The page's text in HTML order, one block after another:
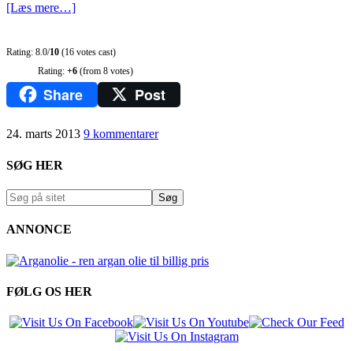
[Læs mere…]
Rating: 8.0/10 (16 votes cast)
Rating: +6 (from 8 votes)
Share Post
24. marts 2013 9 kommentarer
SØG HER
ANNONCE
FØLG OS HER